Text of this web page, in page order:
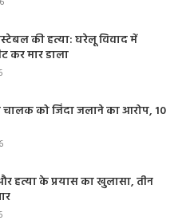
की हत्या: घरेलू विवाद में
कर मार डाला
को जिंदा जलाने का आरोप, 10
हत्या के प्रयास का खुलासा, तीन